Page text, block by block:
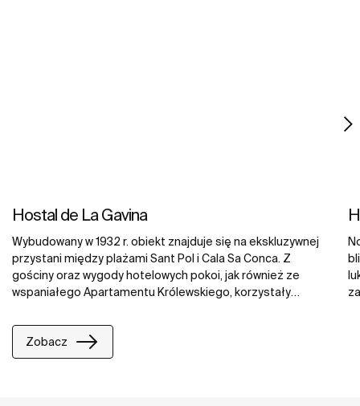
Hostal de La Gavina
Wybudowany w 1932 r. obiekt znajduje się na ekskluzywnej
przystani między plażami Sant Pol i Cala Sa Conca. Z
gościny oraz wygody hotelowych pokoi, jak również ze
wspaniałego Apartamentu Królewskiego, korzystały
dystyngowanych europejskich rodzin królewskich. Goście
mają do dyspozycji liczne prestiżowe usługi, takie jak Spa
oraz Kanebo Beauty Club. Łazienki w La Gavina zostały
Zobacz